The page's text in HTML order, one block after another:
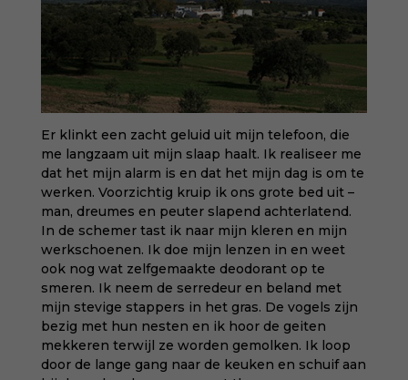
Er klinkt een zacht geluid uit mijn telefoon, die
me langzaam uit mijn slaap haalt. Ik realiseer me
dat het mijn alarm is en dat het mijn dag is om te
werken. Voorzichtig kruip ik ons grote bed uit –
man, dreumes en peuter slapend achterlatend.
In de schemer tast ik naar mijn kleren en mijn
werkschoenen. Ik doe mijn lenzen in en weet
ook nog wat zelfgemaakte deodorant op te
smeren. Ik neem de serredeur en beland met
mijn stevige stappers in het gras. De vogels zijn
bezig met hun nesten en ik hoor de geiten
mekkeren terwijl ze worden gemolken. Ik loop
door de lange gang naar de keuken en schuif aan